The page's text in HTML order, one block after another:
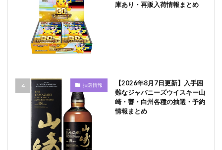
庫あり・再販入荷情報まとめ
抽選情報
【2026年8月7日更新】入手困
難なジャパニーズウイスキー山
崎・響・白州各種の抽選・予約
情報まとめ